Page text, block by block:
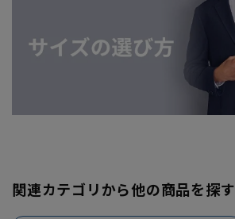
関連カテゴリから他の商品を探す